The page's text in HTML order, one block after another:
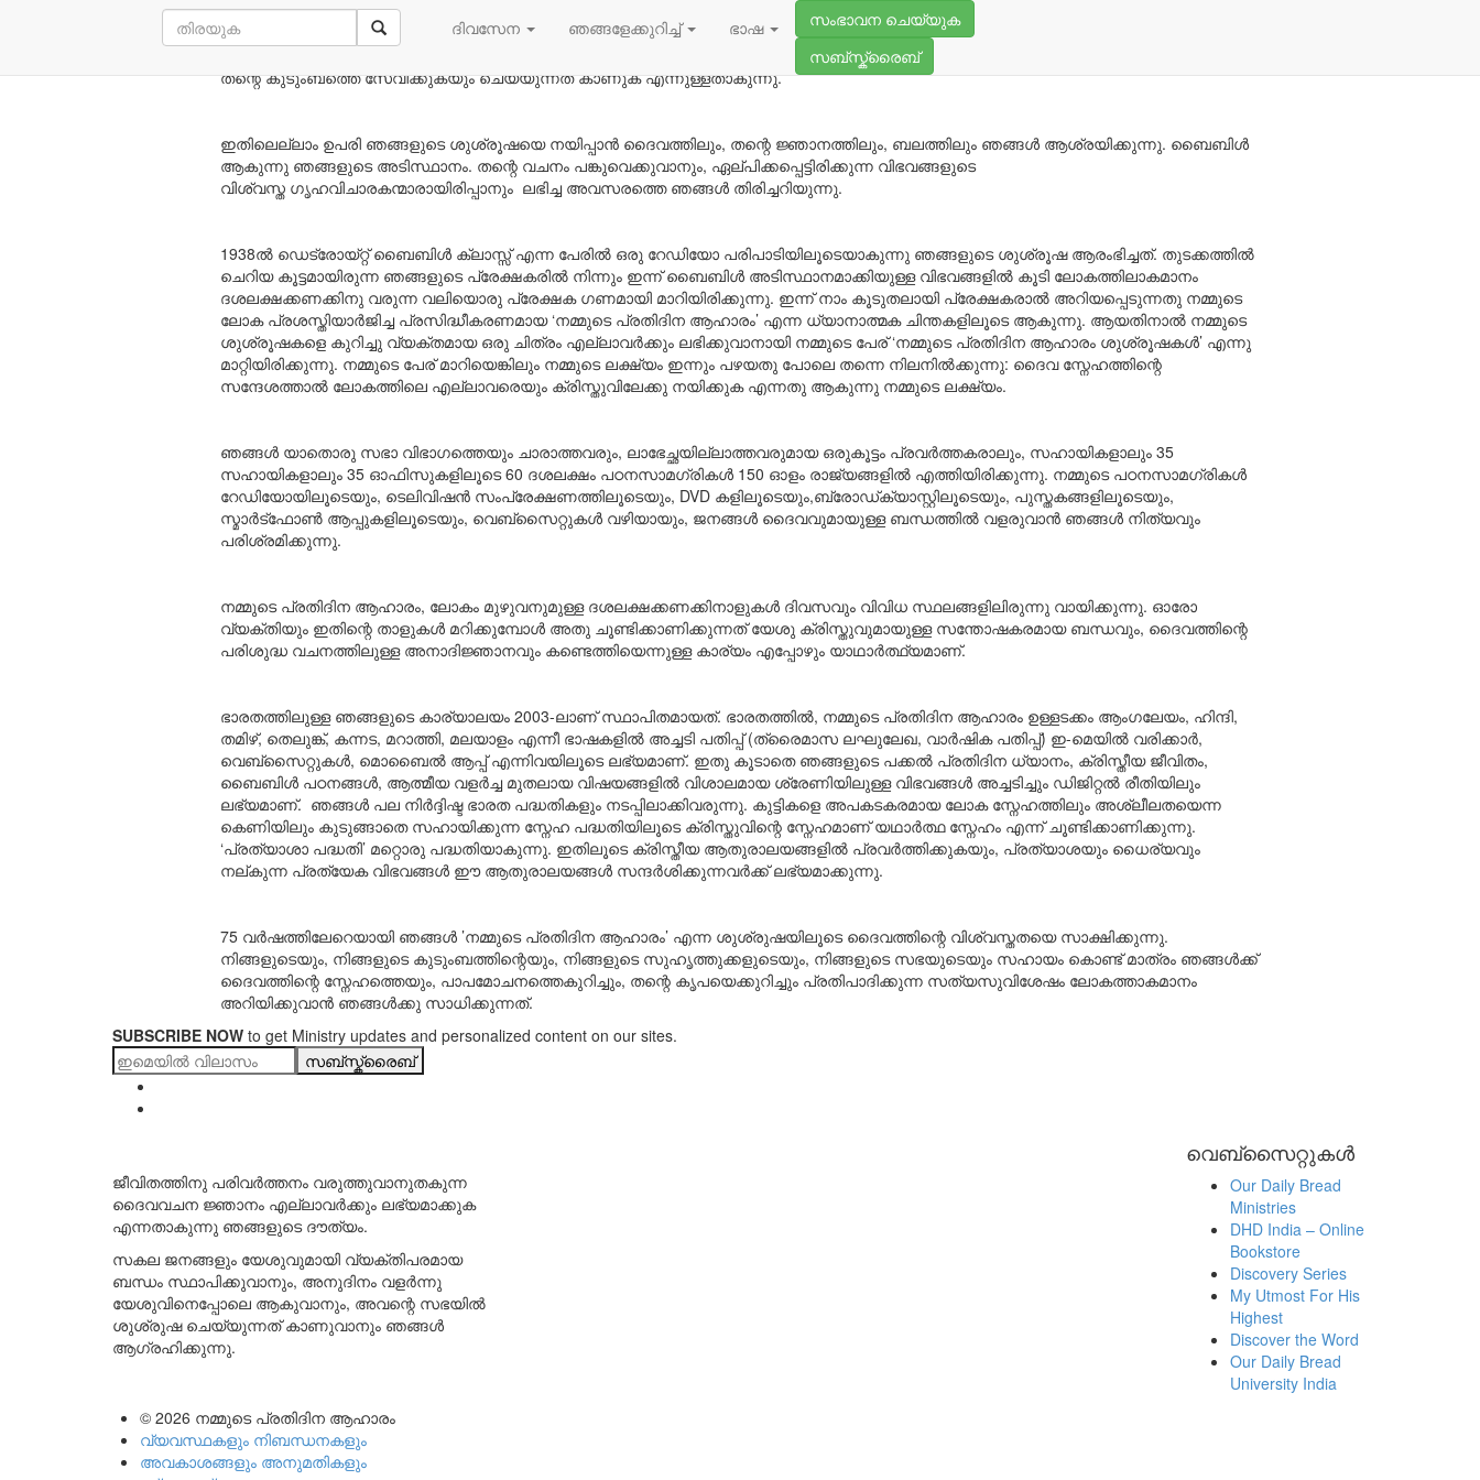
ദിവസേന ഞങ്ങളേക്കുറിച്ച് ഭാഷ
സംഭാവന ചെയ്യുക
സബ്സ്ക്രൈബ്
നമ്മുടെ പ്രതിദിന ആഹാര ശുശ്രൂഷകൾ, മുമ്പ് അറിയപ്പെട്ടിരുന്നത് ആർ ബി സി ശുശ്രൂഷകൾ എന്നായിരുന്നു. 1938-ൽ ജീവിത രൂപാന്തര
ജ്ഞാനമായ ബൈബിൾ സകലർക്കും മനസ്സിലാകത്തക്ക നിലയിൽ ലഭ്യമാക്കുന്ന ദൌത്യത്തോടുകൂടെ ആരംഭിച്ചതാകുന്നു. ഞങ്ങളുടെ ദർശനം
എല്ലാ വിഭാഗം ജനങ്ങളും ക്രിസ്തുവുമായുള്ള വ്യക്തിപരമായ ബന്ധം അനുഭവമാക്കുകയും, തന്നോളം വളരുകയും പ്രാദേശിക ശരീരമാകുന്ന
തന്റെ കുടുംബത്തെ സേവിക്കുകയും ചെയ്യുന്നത് കാണുക എന്നുള്ളതാകുന്നു.
ഇതിലെല്ലാം ഉപരി ഞങ്ങളുടെ ശുശ്രൂഷയെ നയിപ്പാൻ ദൈവത്തിലും, തന്റെ ജ്ഞാനത്തിലും, ബലത്തിലും ഞങ്ങൾ ആശ്രയിക്കുന്നു. ബൈബിൾ
ആകുന്നു ഞങ്ങളുടെ അടിസ്ഥാനം. തന്റെ വചനം പങ്കുവെക്കുവാനും, ഏല്പിക്കപ്പെട്ടിരിക്കുന്ന വിഭവങ്ങളുടെ
വിശ്വസ്ത ഗൃഹവിചാരകന്മാരായിരിപ്പാനും ലഭിച്ച അവസരത്തെ ഞങ്ങൾ തിരിച്ചറിയുന്നു.
1938ൽ ഡെട്രോയ്റ്റ് ബൈബിൾ ക്ലാസ്സ് എന്ന പേരിൽ ഒരു റേഡിയോ പരിപാടിയിലൂടെയാകുന്നു ഞങ്ങളുടെ ശുശ്രൂഷ ആരംഭിച്ചത്. തുടക്കത്തിൽ
ചെറിയ കൂട്ടമായിരുന്ന ഞങ്ങളുടെ പ്രേക്ഷകരിൽ നിന്നും ഇന്ന് ബൈബിൾ അടിസ്ഥാനമാക്കിയുള്ള വിഭവങ്ങളിൽ കൂടി ലോകത്തിലാകമാനം
ദശലക്ഷക്കണക്കിനു വരുന്ന വലിയൊരു പ്രേക്ഷക ഗണമായി മാറിയിരിക്കുന്നു. ഇന്ന് നാം കൂടുതലായി പ്രേക്ഷകരാൽ അറിയപ്പെടുന്നതു നമ്മുടെ
ലോക പ്രശസ്തിയാർജിച്ച പ്രസിദ്ധീകരണമായ ‘നമ്മുടെ പ്രതിദിന ആഹാരം’ എന്ന ധ്യാനാത്മക ചിന്തകളിലൂടെ ആകുന്നു. ആയതിനാൽ നമ്മുടെ
ശുശ്രൂഷകളെ കുറിച്ചു വ്യക്തമായ ഒരു ചിത്രം എല്ലാവർക്കും ലഭിക്കുവാനായി നമ്മുടെ പേര് ‘നമ്മുടെ പ്രതിദിന ആഹാരം ശുശ്രൂഷകൾ’ എന്നു
മാറ്റിയിരിക്കുന്നു. നമ്മുടെ പേര് മാറിയെങ്കിലും നമ്മുടെ ലക്ഷ്യം ഇന്നും പഴയതു പോലെ തന്നെ നിലനിൽക്കുന്നു: ദൈവ സ്നേഹത്തിന്റെ
സന്ദേശത്താൽ ലോകത്തിലെ എല്ലാവരെയും ക്രിസ്തുവിലേക്കു നയിക്കുക എന്നതു ആകുന്നു നമ്മുടെ ലക്ഷ്യം.
ഞങ്ങൾ യാതൊരു സഭാ വിഭാഗത്തെയും ചാരാത്തവരും, ലാഭേച്ഛയില്ലാത്തവരുമായ ഒരുകൂട്ടം പ്രവർത്തകരാലും, സഹായികളാലും 35
സഹായികളാലും 35 ഓഫിസുകളിലൂടെ 60 ദശലക്ഷം പഠനസാമഗ്രികൾ 150 ഓളം രാജ്യങ്ങളിൽ എത്തിയിരിക്കുന്നു. നമ്മുടെ പഠനസാമഗ്രികൾ
റേഡിയോയിലൂടെയും, ടെലിവിഷൻ സംപ്രേക്ഷണത്തിലൂടെയും, DVD കളിലൂടെയും,ബ്രോഡ്ക്യാസ്റ്റിലൂടെയും, പുസ്തകങ്ങളിലൂടെയും,
സ്മാർട്ഫോൺ ആപ്പുകളിലൂടെയും, വെബ്സൈറ്റുകൾ വഴിയായും, ജനങ്ങൾ ദൈവവുമായുള്ള ബന്ധത്തിൽ വളരുവാൻ ഞങ്ങൾ നിത്യവും
പരിശ്രമിക്കുന്നു.
നമ്മുടെ പ്രതിദിന ആഹാരം, ലോകം മുഴുവനുമുള്ള ദശലക്ഷക്കണക്കിനാളുകൾ ദിവസവും വിവിധ സ്ഥലങ്ങളിലിരുന്നു വായിക്കുന്നു. ഓരോ
വ്യക്തിയും ഇതിന്റെ താളുകൾ മറിക്കുമ്പോൾ അതു ചൂണ്ടിക്കാണിക്കുന്നത് യേശു ക്രിസ്തുവുമായുള്ള സന്തോഷകരമായ ബന്ധവും, ദൈവത്തിന്റെ
പരിശുദ്ധ വചനത്തിലുള്ള അനാദിജ്ഞാനവും കണ്ടെത്തിയെന്നുള്ള കാര്യം എപ്പോഴും യാഥാർത്ഥ്യമാണ്.
ഭാരതത്തിലുള്ള ഞങ്ങളുടെ കാര്യാലയം 2003-ലാണ് സ്ഥാപിതമായത്. ഭാരതത്തിൽ, നമ്മുടെ പ്രതിദിന ആഹാരം ഉള്ളടക്കം ആംഗലേയം, ഹിന്ദി,
തമിഴ്, തെലുങ്ക്, കന്നട, മറാത്തി, മലയാളം എന്നീ ഭാഷകളിൽ അച്ചടി പതിപ്പ് (ത്രൈമാസ ലഘുലേഖ, വാർഷിക പതിപ്പ്) ഇ-മെയിൽ വരിക്കാർ,
വെബ്സൈറ്റുകൾ, മൊബൈൽ ആപ്പ് എന്നിവയിലൂടെ ലഭ്യമാണ്. ഇതു കൂടാതെ ഞങ്ങളുടെ പക്കൽ പ്രതിദിന ധ്യാനം, ക്രിസ്തീയ ജീവിതം,
ബൈബിൾ പഠനങ്ങൾ, ആത്മീയ വളർച്ച മുതലായ വിഷയങ്ങളിൽ വിശാലമായ ശ്രേണിയിലുള്ള വിഭവങ്ങൾ അച്ചടിച്ചും ഡിജിറ്റൽ രീതിയിലും
ലഭ്യമാണ്. ഞങ്ങൾ പല നിർദ്ദിഷ്ട ഭാരത പദ്ധതികളും നടപ്പിലാക്കിവരുന്നു. കുട്ടികളെ അപകടകരമായ ലോക സ്നേഹത്തിലും അശ്ലീലതയെന്ന
കെണിയിലും കുടുങ്ങാതെ സഹായിക്കുന്ന സ്നേഹ പദ്ധതിയിലൂടെ ക്രിസ്തുവിന്റെ സ്നേഹമാണ് യഥാർത്ഥ സ്നേഹം എന്ന് ചൂണ്ടിക്കാണിക്കുന്നു.
‘പ്രത്യാശാ പദ്ധതി’ മറ്റൊരു പദ്ധതിയാകുന്നു. ഇതിലൂടെ ക്രിസ്തീയ ആതുരാലയങ്ങളിൽ പ്രവർത്തിക്കുകയും, പ്രത്യാശയും ധൈര്യവും
നല്കുന്ന പ്രത്യേക വിഭവങ്ങൾ ഈ ആതുരാലയങ്ങൾ സന്ദർശിക്കുന്നവർക്ക് ലഭ്യമാക്കുന്നു.
75 വർഷത്തിലേറെയായി ഞങ്ങൾ ’നമ്മുടെ പ്രതിദിന ആഹാരം’ എന്ന ശുശ്രുഷയിലൂടെ ദൈവത്തിന്റെ വിശ്വസ്തതയെ സാക്ഷിക്കുന്നു.
നിങ്ങളുടെയും, നിങ്ങളുടെ കുടുംബത്തിന്റെയും, നിങ്ങളുടെ സുഹൃത്തുക്കളുടെയും, നിങ്ങളുടെ സഭയുടെയും സഹായം കൊണ്ട് മാത്രം ഞങ്ങൾക്ക്
ദൈവത്തിന്റെ സ്നേഹത്തെയും, പാപമോചനത്തെകുറിച്ചും, തന്റെ കൃപയെക്കുറിച്ചും പ്രതിപാദിക്കുന്ന സത്യസുവിശേഷം ലോകത്താകമാനം
അറിയിക്കുവാൻ ഞങ്ങൾക്കു സാധിക്കുന്നത്.
SUBSCRIBE NOW to get Ministry updates and personalized content on our sites.
സബ്സ്ക്രൈബ്
ജീവിതത്തിനു പരിവർത്തനം വരുത്തുവാനുതകുന്ന
ദൈവവചന ജ്ഞാനം എല്ലാവർക്കും ലഭ്യമാക്കുക
എന്നതാകുന്നു ഞങ്ങളുടെ ദൗത്യം.
സകല ജനങ്ങളും യേശുവുമായി വ്യക്തിപരമായ
ബന്ധം സ്ഥാപിക്കുവാനും, അനുദിനം വളർന്നു
യേശുവിനെപ്പോലെ ആകുവാനും, അവന്റെ സഭയിൽ
ശുശ്രുഷ ചെയ്യുന്നത് കാണുവാനും ഞങ്ങൾ
ആഗ്രഹിക്കുന്നു.
വെബ്സൈറ്റുകൾ
Our Daily Bread
Ministries
DHD India – Online
Bookstore
Discovery Series
My Utmost For His
Highest
Discover the Word
Our Daily Bread
University India
© 2026 നമ്മുടെ പ്രതിദിന ആഹാരം
വ്യവസ്ഥകളും നിബന്ധനകളും
അവകാശങ്ങളും അനുമതികളും